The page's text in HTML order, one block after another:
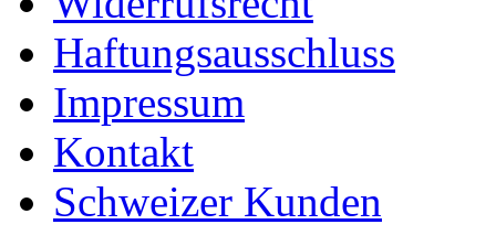
Haftungsausschluss
Impressum
Kontakt
Schweizer Kunden